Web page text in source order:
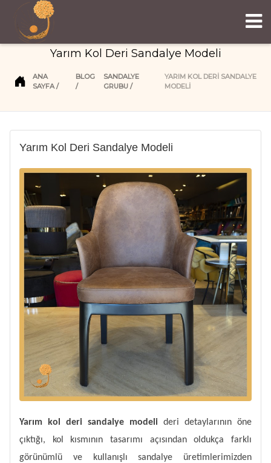
Yarım Kol Deri Sandalye Modeli
ANA
SAYFA
BLOG
SANDALYE
GRUBU
YARIM KOL DERI SANDALYE
MODELI
Yarım Kol Deri Sandalye Modeli
Yarım kol deri sandalye modeli deri detaylarının öne
çıktığı, kol kısmının tasarımı açısından oldukça farklı
görünümlü ve kullanışlı sandalye üretimlerimizden